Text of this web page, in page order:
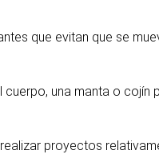
que evitan que se
una manta o cojín
proyectos